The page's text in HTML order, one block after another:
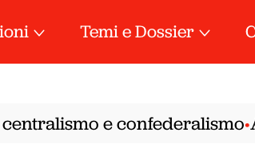
Temi e Dossier
e confederalismo•